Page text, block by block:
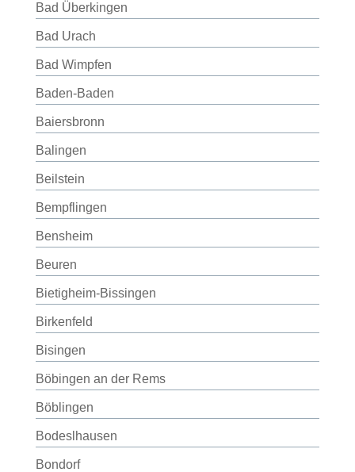
Bad Überkingen
Bad Urach
Bad Wimpfen
Baden-Baden
Baiersbronn
Balingen
Beilstein
Bempflingen
Bensheim
Beuren
Bietigheim-Bissingen
Birkenfeld
Bisingen
Böbingen an der Rems
Böblingen
Bodeslhausen
Bondorf